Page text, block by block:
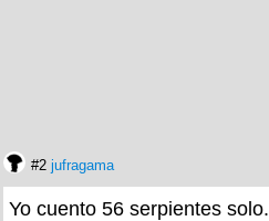
#2 jufragama
Yo cuento 56 serpientes solo.